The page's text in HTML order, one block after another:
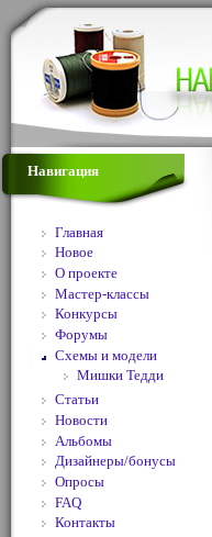
Навигация
Главная
Новое
О проекте
Мастер-классы
Конкурсы
Форумы
Схемы и модели
Мишки Тедди
Статьи
Новости
Альбомы
Дизайнеры/бонусы
Опросы
FAQ
Контакты